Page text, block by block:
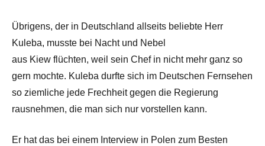
Übrigens, der in Deutschland allseits beliebte Herr
Kuleba, musste bei Nacht und Nebel
aus Kiew flüchten, weil sein Chef in nicht mehr ganz so
gern mochte. Kuleba durfte sich im Deutschen Fernsehen
so ziemliche jede Frechheit gegen die Regierung
rausnehmen, die man sich nur vorstellen kann.
Er hat das bei einem Interview in Polen zum Besten